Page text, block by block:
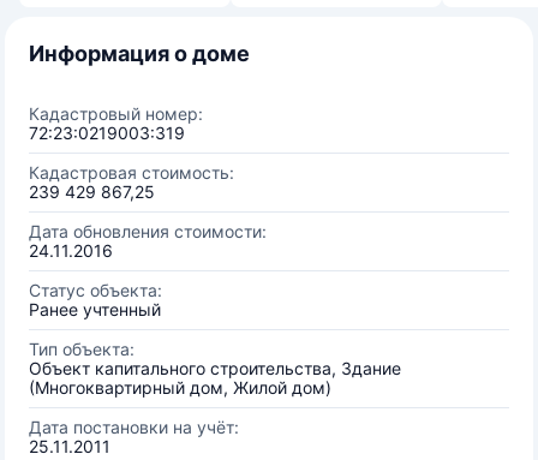
Информация о доме
Кадастровый номер:
72:23:0219003:319
Кадастровая стоимость:
239 429 867,25
Дата обновления стоимости:
24.11.2016
Статус объекта:
Ранее учтенный
Тип объекта:
Объект капитального строительства, Здание
(Многоквартирный дом, Жилой дом)
Дата постановки на учёт:
25.11.2011